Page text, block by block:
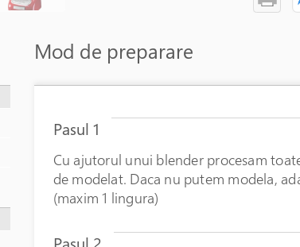
Mod de preparare
Pasul 1
Cu ajutorul unui blender procesam
de modelat. Daca nu putem modela,
(maxim 1 lingura)